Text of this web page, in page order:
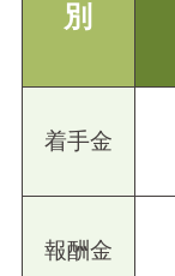
別
着手金
報酬金